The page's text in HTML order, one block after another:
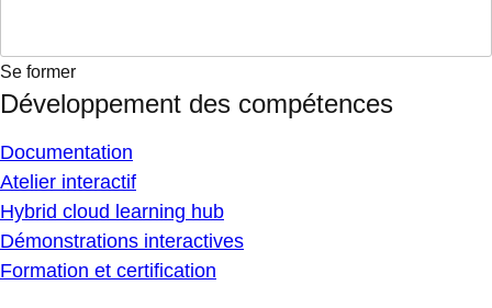
Se former
Développement des compétences
Documentation
Atelier interactif
Hybrid cloud learning hub
Démonstrations interactives
Formation et certification